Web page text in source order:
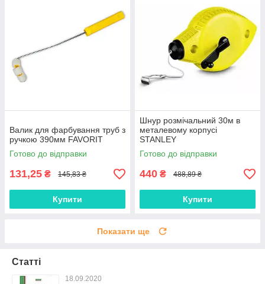
Валик для фарбування труб з
ручкою 390мм FAVORIT
Готово до відправки
131,25 ₴ 145,83 ₴
Купити
Шнур розмічальний 30м в
металевому корпусі
STANLEY
Готово до відправки
440 ₴ 488,89 ₴
Купити
Показати ще
Статті
18.09.2020